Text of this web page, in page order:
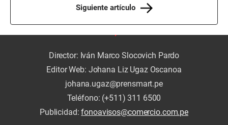
Siguiente artículo
Director: Iván Marco Slocovich Pardo
Editor Web: Johana Liz Ugaz Oscanoa
johana.ugaz@prensmart.pe
Teléfono: (+511) 311 6500
Publicidad:fonoavisos@comercio.com.pe